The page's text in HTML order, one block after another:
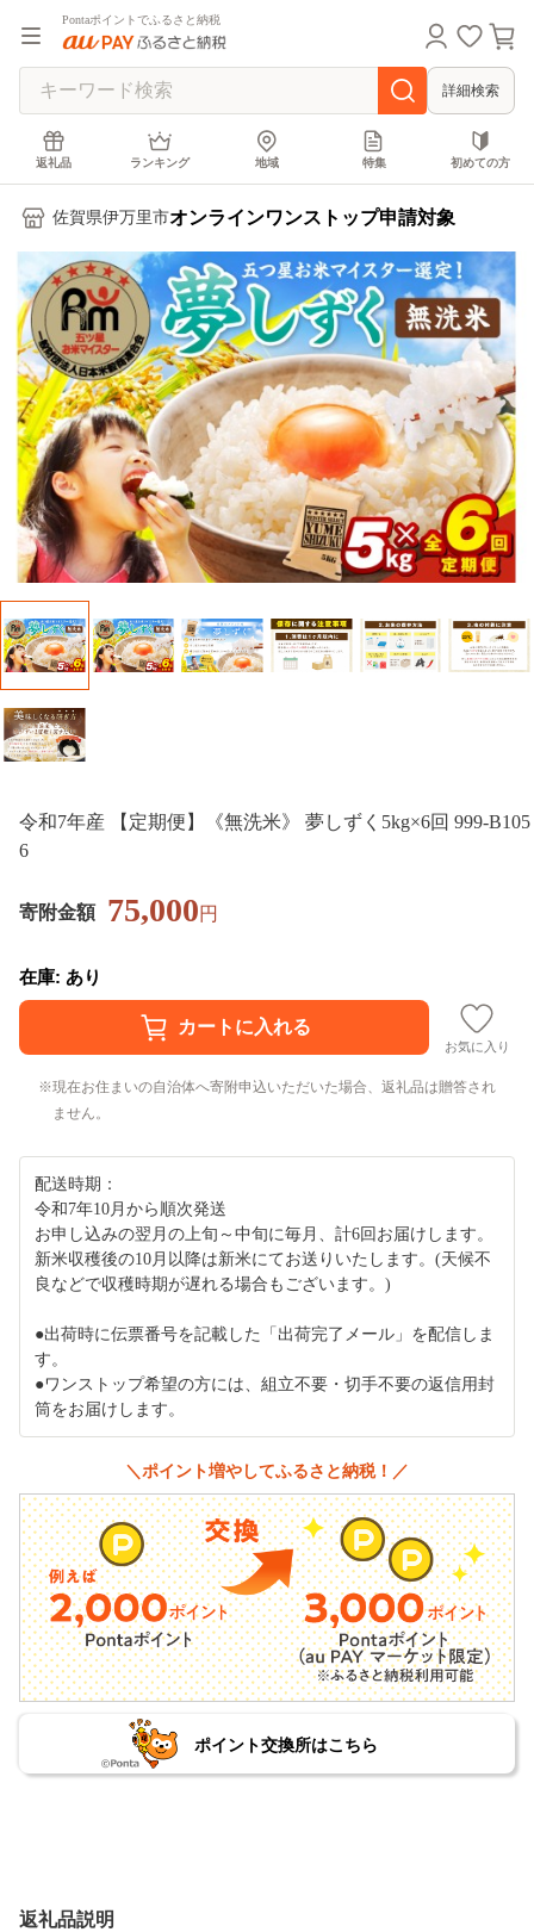
Pontaポイントでふるさと納税
詳細検索
返礼品 ランキング 地域 特集 初めての方
佐賀県伊万里市オンラインワンストップ申請対象
令和7年産 【定期便】《無洗米》 夢しずく5kg×6回 999-B105
6
寄附金額 75,000円
在庫: あり
お気に入り
現在お住まいの自治体へ寄附申込いただいた場合、返礼品は贈答され
ません。
配送時期：
令和7年10月から順次発送
お申し込みの翌月の上旬～中旬に毎月、計6回お届けします。
新米収穫後の10月以降は新米にてお送りいたします。(天候不
良などで収穫時期が遅れる場合もございます。)
●出荷時に伝票番号を記載した「出荷完了メール」を配信しま
す。
●ワンストップ希望の方には、組立不要・切手不要の返信用封
筒をお届けします。
＼ポイント増やしてふるさと納税！／
ポイント交換所はこちら
返礼品説明